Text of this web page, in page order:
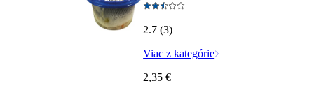
2.7 (3)
Viac z kategórie
2,35 €